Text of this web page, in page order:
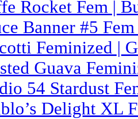
Rocket Fem |
Banner #5
Feminized |
Guava
54 Stardust
Delight XL